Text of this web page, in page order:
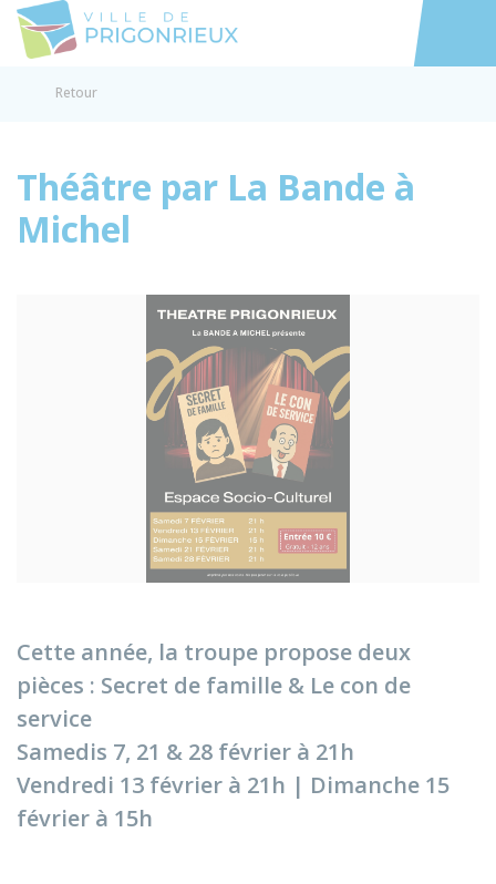
Accéder
Retour
Théâtre par La Bande à
Michel
Cette année, la troupe propose deux
pièces : Secret de famille & Le con de
service
Samedis 7, 21 & 28 février à 21h
Vendredi 13 février à 21h | Dimanche 15
février à 15h